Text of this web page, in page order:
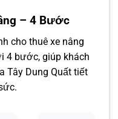
– 4 Bước
cho thuê xe nâng
4 bước, giúp khách
Tây Dung Quất tiết